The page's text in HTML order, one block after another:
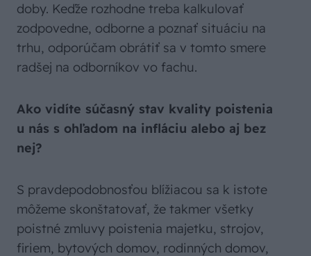
doby. Keďže rozhodne treba kalkulovať
zodpovedne, odborne a poznať situáciu na
trhu, odporúčam obrátiť sa v tomto smere
radšej na odborníkov vo fachu.
Ako vidíte súčasný stav kvality poistenia
u nás s ohľadom na infláciu alebo aj bez
nej?
S pravdepodobnosťou blížiacou sa k istote
môžeme skonštatovať, že takmer všetky
poistné zmluvy poistenia majetku, strojov,
firiem, bytových domov, rodinných domov,